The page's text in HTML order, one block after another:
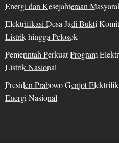
Energi dan Kesejahteraan
Elektrifikasi Desa Jadi Bukti
Listrik hingga Pelosok
Pemerintah Perkuat Program
Listrik Nasional
Presiden Prabowo Genjot
Energi Nasional